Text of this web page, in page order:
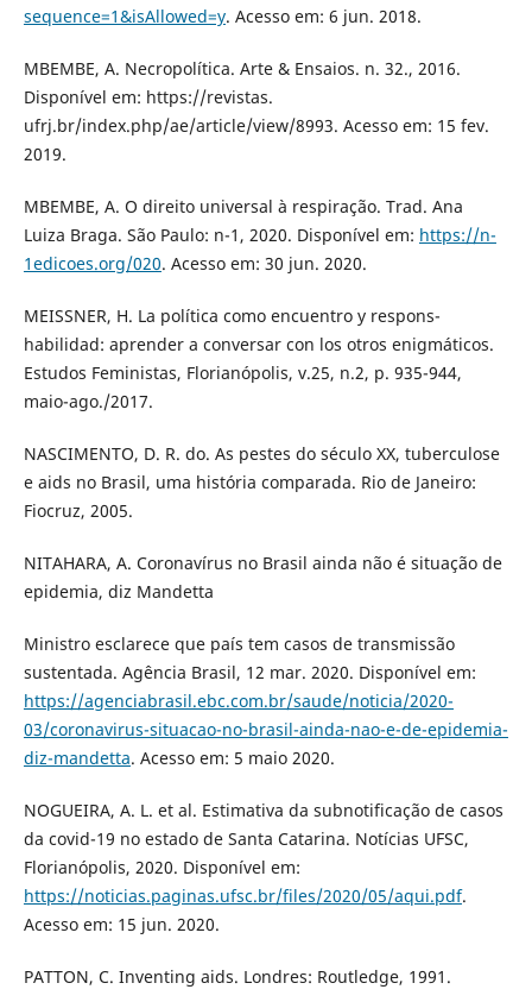
sequence=1&isAllowed=y. Acesso em: 6 jun. 2018.
MBEMBE, A. Necropolítica. Arte & Ensaios. n. 32., 2016.
Disponível em: https://revistas.
ufrj.br/index.php/ae/article/view/8993. Acesso em: 15 fev.
2019.
MBEMBE, A. O direito universal à respiração. Trad. Ana
Luiza Braga. São Paulo: n-1, 2020. Disponível em: https://n-
1edicoes.org/020. Acesso em: 30 jun. 2020.
MEISSNER, H. La política como encuentro y respons-
habilidad: aprender a conversar con los otros enigmáticos.
Estudos Feministas, Florianópolis, v.25, n.2, p. 935-944,
maio-ago./2017.
NASCIMENTO, D. R. do. As pestes do século XX, tuberculose
e aids no Brasil, uma história comparada. Rio de Janeiro:
Fiocruz, 2005.
NITAHARA, A. Coronavírus no Brasil ainda não é situação de
epidemia, diz Mandetta
Ministro esclarece que país tem casos de transmissão
sustentada. Agência Brasil, 12 mar. 2020. Disponível em:
https://agenciabrasil.ebc.com.br/saude/noticia/2020-
03/coronavirus-situacao-no-brasil-ainda-nao-e-de-epidemia-
diz-mandetta. Acesso em: 5 maio 2020.
NOGUEIRA, A. L. et al. Estimativa da subnotificação de casos
da covid-19 no estado de Santa Catarina. Notícias UFSC,
Florianópolis, 2020. Disponível em:
https://noticias.paginas.ufsc.br/files/2020/05/aqui.pdf.
Acesso em: 15 jun. 2020.
PATTON, C. Inventing aids. Londres: Routledge, 1991.